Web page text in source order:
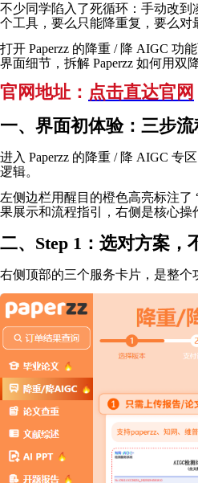
不少同学陷入了死循环：手动改到
个工具，要么只能降重复，要么对
打开 Paperzz 的降重 / 降 AIGC
界面细节，拆解 Paperzz 如何用双
官网地址： 点击直达官网
一、界面初体验：三步
进入 Paperzz 的降重 / 降 AIGC 专
逻辑。
左侧边栏用醒目的橙色高亮标注
果展示和流程指引，右侧是核心操
二、Step 1：选对方案
右侧顶部的三个服务卡片，是整个